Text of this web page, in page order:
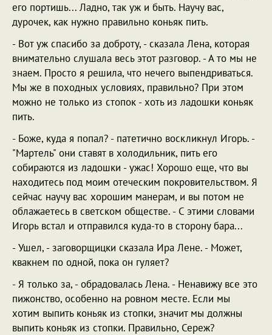
его портишь... Ладно, так уж и быть. Научу вас,
дурочек, как нужно правильно коньяк пить.
- Вот уж спасибо за доброту, - сказала Лена, которая
внимательно слушала весь этот разговор. - А то мы не
знаем. Просто я решила, что нечего выпендриваться.
Мы же в походных условиях, правильно? При этом
можно не только из стопок - хоть из ладошки коньяк
пить.
- Боже, куда я попал? - патетично воскликнул Игорь. -
"Мартель" они ставят в холодильник, пить его
собираются из ладошки - ужас! Хорошо еще, что вы
находитесь под моим отеческим покровительством. Я
сейчас научу вас хорошим манерам, и вы потом не
облажаетесь в светском обществе. - С этими словами
Игорь встал и отправился куда-то в сторону бара...
- Ушел, - заговорщицки сказала Ира Лене. - Может,
квакнем по одной, пока он гуляет?
- Я только за, - обрадовалась Лена. - Ненавижу все это
пижонство, особенно на ровном месте. Если мы
хотим выпить коньяк из стопки, значит мы должны
выпить коньяк из стопки. Правильно, Сереж?